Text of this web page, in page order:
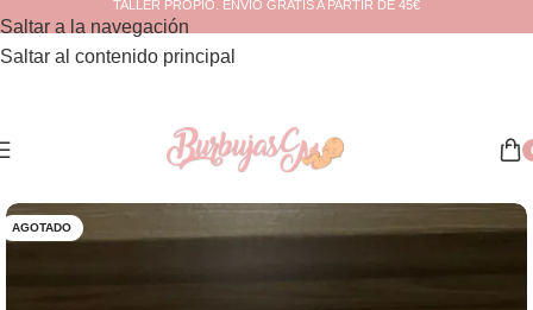
Saltar a la navegación
Saltar al contenido principal
TALLER PROPIO. ENVÍO GRATIS A PARTIR DE 45€
Inicio Moda Flamenca/Flores
AGOTADO